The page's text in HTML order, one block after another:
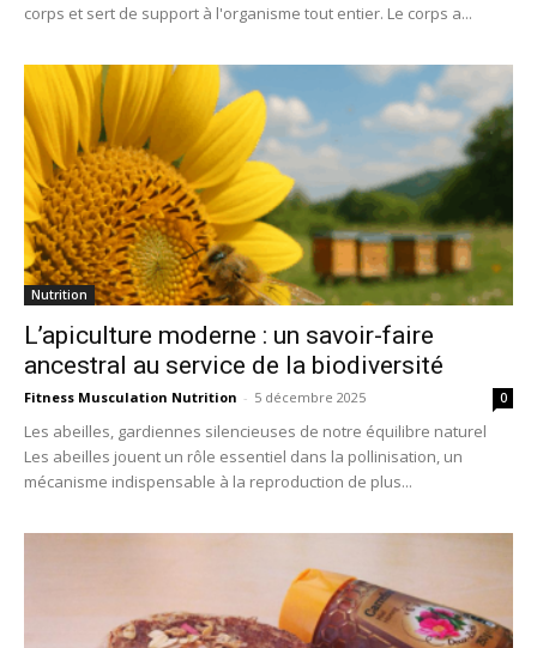
corps et sert de support à l'organisme tout entier. Le corps a...
Nutrition
L’apiculture moderne : un savoir-faire
ancestral au service de la biodiversité
Fitness Musculation Nutrition - 5 décembre 2025 0
Les abeilles, gardiennes silencieuses de notre équilibre naturel
Les abeilles jouent un rôle essentiel dans la pollinisation, un
mécanisme indispensable à la reproduction de plus...